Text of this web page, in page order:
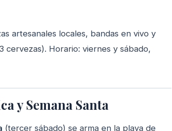
artesanales locales, bandas en vivo y
Horario: viernes y sábado,
y Semana Santa
(tercer sábado) se arma en la playa de